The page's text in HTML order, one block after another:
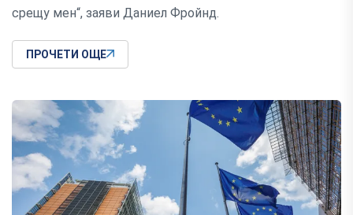
срещу мен“, заяви Даниел Фройнд.
ПРОЧЕТИ ОЩЕ